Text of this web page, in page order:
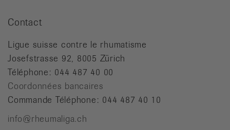
Contact
Ligue suisse contre le rhumatisme
Josefstrasse 92, 8005 Zürich
Téléphone: 044 487 40 00
Coordonnées bancaires
Commande Téléphone: 044 487 40 10
info@rheumaliga.ch